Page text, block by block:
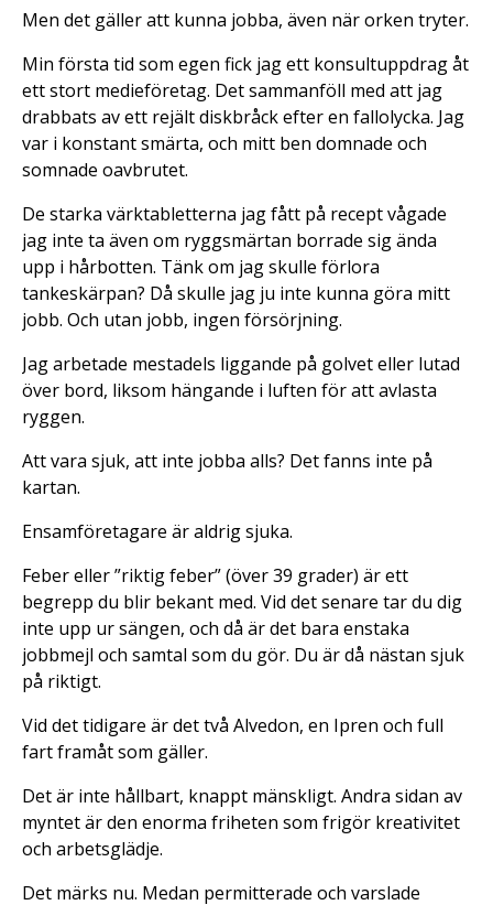
Men det gäller att kunna jobba, även när orken tryter.
Min första tid som egen fick jag ett konsultuppdrag åt
ett stort medieföretag. Det sammanföll med att jag
drabbats av ett rejält diskbråck efter en fallolycka. Jag
var i konstant smärta, och mitt ben domnade och
somnade oavbrutet.
De starka värktabletterna jag fått på recept vågade
jag inte ta även om ryggsmärtan borrade sig ända
upp i hårbotten. Tänk om jag skulle förlora
tankeskärpan? Då skulle jag ju inte kunna göra mitt
jobb. Och utan jobb, ingen försörjning.
Jag arbetade mestadels liggande på golvet eller lutad
över bord, liksom hängande i luften för att avlasta
ryggen.
Att vara sjuk, att inte jobba alls? Det fanns inte på
kartan.
Ensamföretagare är aldrig sjuka.
Feber eller ”riktig feber” (över 39 grader) är ett
begrepp du blir bekant med. Vid det senare tar du dig
inte upp ur sängen, och då är det bara enstaka
jobbmejl och samtal som du gör. Du är då nästan sjuk
på riktigt.
Vid det tidigare är det två Alvedon, en Ipren och full
fart framåt som gäller.
Det är inte hållbart, knappt mänskligt. Andra sidan av
myntet är den enorma friheten som frigör kreativitet
och arbetsglädje.
Det märks nu. Medan permitterade och varslade